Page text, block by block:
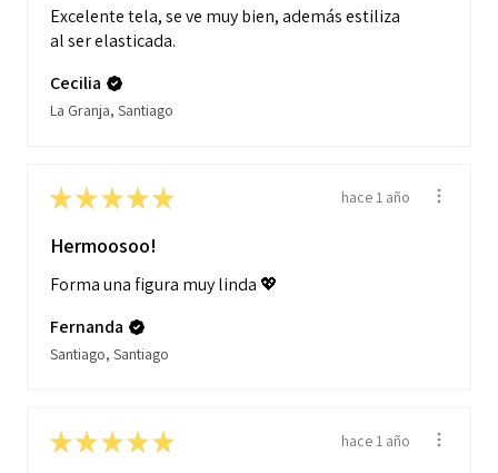
Excelente tela, se ve muy bien, además estiliza
al ser elasticada.
Cecilia
La Granja, Santiago
★★★★★ hace 1 año
Hermoosoo!
Forma una figura muy linda 💖
Fernanda
Santiago, Santiago
★★★★★ hace 1 año